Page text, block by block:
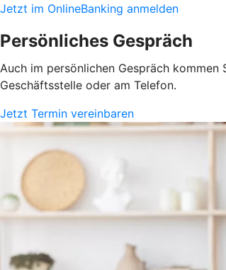
Jetzt im OnlineBanking anmelden
Persönliches Gespräch
Auch im persönlichen Gespräch
Geschäftsstelle oder am Telefon.
Jetzt Termin vereinbaren